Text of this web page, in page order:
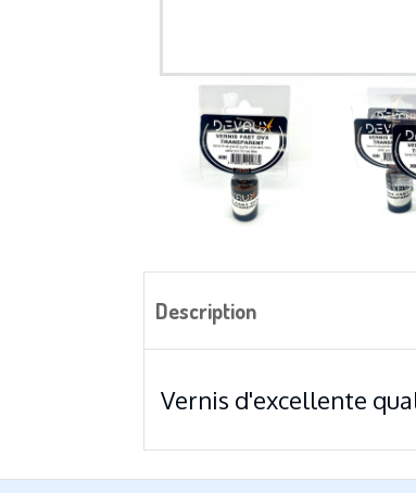
Description
Vernis d'excellente